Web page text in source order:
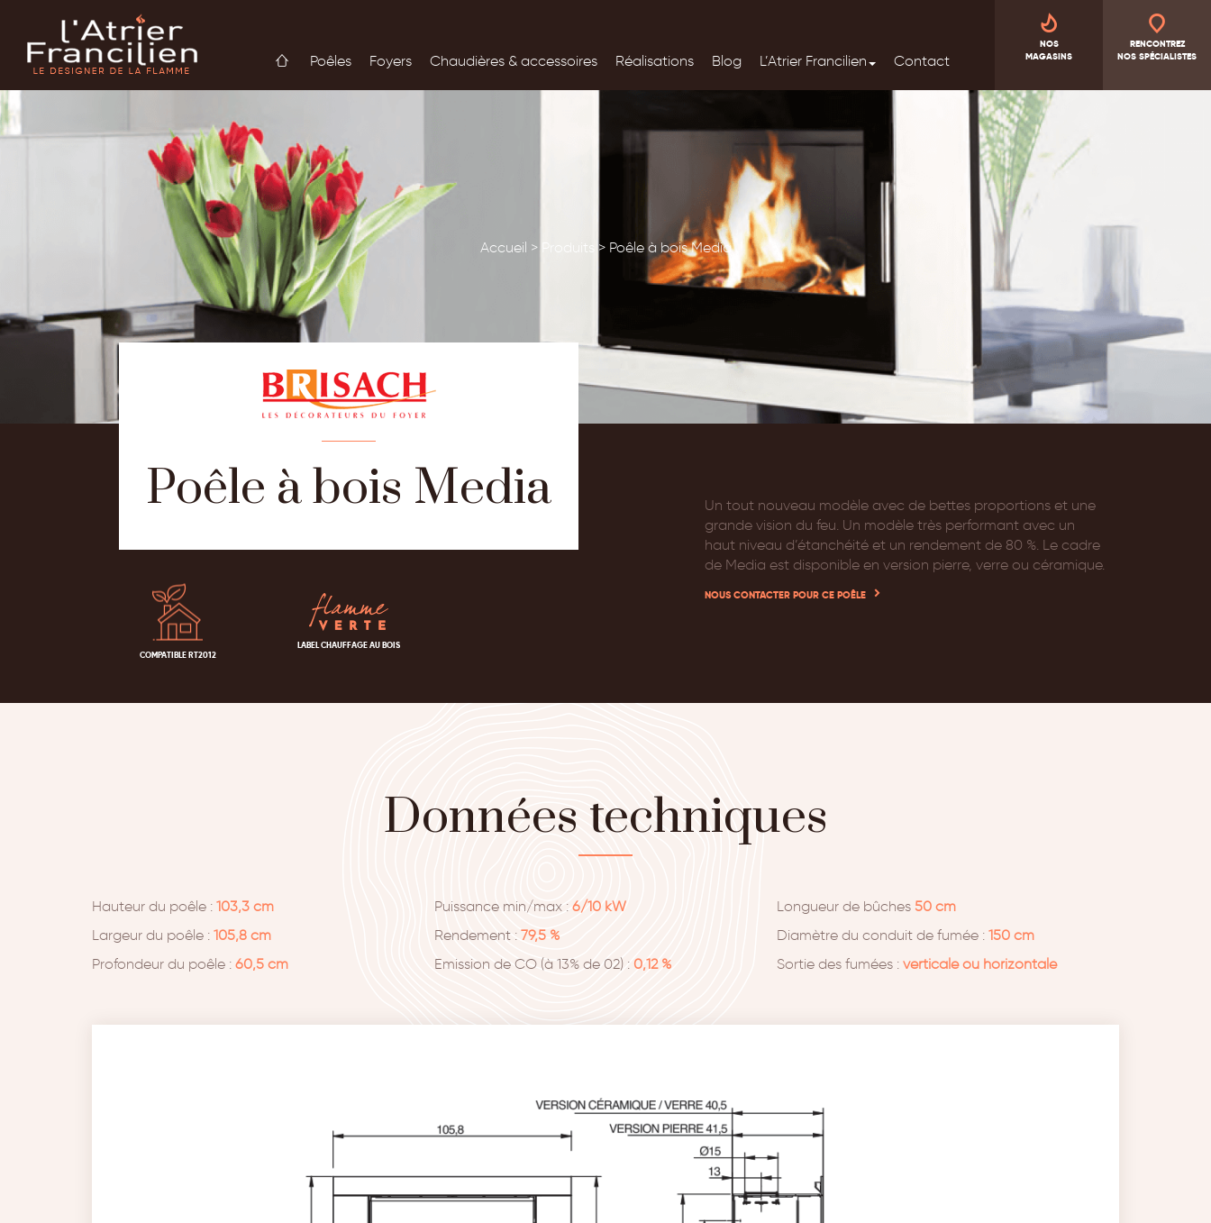
Poêles Foyers Chaudières & accessoires Réalisations Blog L’Atrier Francilien Contact
RENCONTREZ
NOS SPÉCIALISTES
NOS
MAGASINS
Accueil > Produits > Poêle à bois Media
Poêle à bois Media
COMPATIBLE RT2012
LABEL CHAUFFAGE AU BOIS
Un tout nouveau modèle avec de bettes proportions et une
grande vision du feu. Un modèle très performant avec un
haut niveau d’étanchéité et un rendement de 80 %. Le cadre
de Media est disponible en version pierre, verre ou céramique.
NOUS CONTACTER POUR CE POÊLE
Données techniques
Hauteur du poêle : 103,3 cm
Largeur du poêle : 105,8 cm
Profondeur du poêle : 60,5 cm
Puissance min/max : 6/10 kW
Rendement : 79,5 %
Emission de CO (à 13% de 02) : 0,12 %
Longueur de bûches 50 cm
Diamètre du conduit de fumée : 150 cm
Sortie des fumées : verticale ou horizontale